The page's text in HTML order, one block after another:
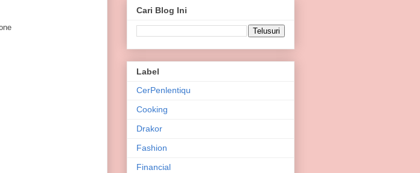
Cari Blog Ini
Label
CerPenlentiqu
Cooking
Drakor
Fashion
Financial